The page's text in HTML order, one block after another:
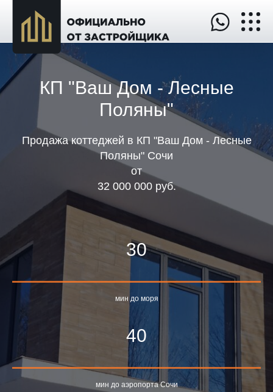
КП "Ваш Дом - Лесные
Поляны"
Продажа коттеджей в КП "Ваш Дом - Лесные
Поляны" Сочи
от
32 000 000 руб.
30
мин до моря
40
мин до аэропорта Сочи